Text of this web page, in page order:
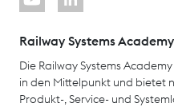
Railway Systems Academy
Die Railway Systems
in den Mittelpunkt und bietet
Produkt-, Service- und